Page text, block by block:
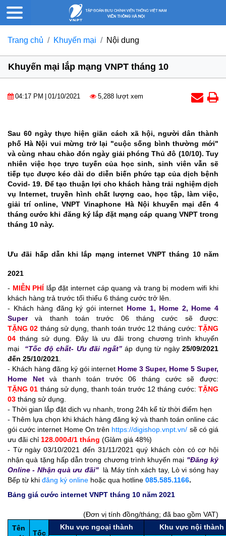
Trang chủ Khuyến mại Nội dung
Khuyến mại lắp mạng VNPT tháng 10
04:17 PM 01/10/2021 5,288 lượt xem
Sau 60 ngày thực hiện giãn cách xã hội, người dân thành
phố Hà Nội vui mừng trở lại "cuộc sống bình thường mới"
và cùng nhau chào đón ngày giải phóng Thủ đô (10/10). Tuy
nhiên việc học trực tuyến của học sinh, sinh viên vẫn sẽ
tiếp tục được kéo dài do diễn biến phức tạp của dịch bệnh
Covid- 19. Để tạo thuận lợi cho khách hàng trải nghiệm dịch
vụ Internet, truyền hình chất lượng cao, học tập, làm việc,
giải trí online, VNPT Vinaphone Hà Nội khuyến mại đến 4
tháng cước khi đăng ký lắp đặt mạng cáp quang VNPT trong
tháng 10 này.
Ưu đãi hấp dẫn khi lắp mạng internet VNPT tháng 10 năm
2021
- MIỄN PHÍ lắp đặt internet cáp quang và trang bị modem wifi khi
khách hàng trả trước tối thiểu 6 tháng cước trở lên.
- Khách hàng đăng ký gói internet Home 1, Home 2, Home 4
Supervà thanh toán trước 06 tháng cước sẽ được:
TẶNG 02 tháng sử dụng, thanh toán trước 12 tháng cước:TẶNG
04 tháng sử dụng. Đây là ưu đãi trong chương trình khuyến
mại “Tốc độ chất- Ưu đãi ngất”áp dụng từ ngày 25/09/2021
đến 25/10/2021.
- Khách hàng đăng ký gói internet Home 3 Super, Home 5 Super,
Home Netvà thanh toán trước 06 tháng cước sẽ được:
TẶNG 01 tháng sử dụng, thanh toán trước 12 tháng cước:TẶNG
03 tháng sử dụng.
- Thời gian lắp đặt dịch vụ nhanh, trong 24h kể từ thời điểm hẹn
- Thêm lựa chọn khi khách hàng đăng ký và thanh toán online các
gói cước internet Home On trên https://digishop.vnpt.vn/ sẽ có giá
ưu đãi chỉ 128.000đ/1 tháng (Gỉảm giá 48%)
- Từ ngày 03/10/2021 đến 31/11/2021 quý khách còn có cơ hội
nhận quà tặng hấp dẫn trong chương trình khuyến mại "Đăng ký
Online - Nhận quà ưu đãi" là Máy tính xách tay, Lò vi sóng hay
Bếp từ khi đăng ký online hoặc qua hotline 085.585.1166.
Bảng giá cước internet VNPT tháng 10 năm 2021
(Đơn vị tính đồng/tháng; đã bao gồm VAT)
Tên
Tốc
Khu vực ngoại thành
Khu vực nội thành